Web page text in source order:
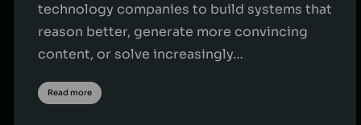
technology companies to build systems that
reason better, generate more convincing
content, or solve increasingly…
Read more